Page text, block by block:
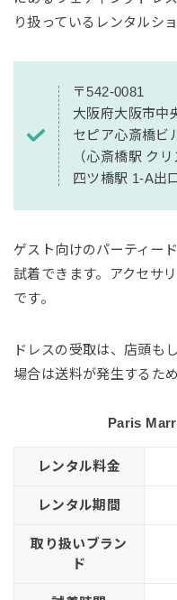
り扱っているレンタルシ
〒542-0081
大阪府大阪市中
セピア心斎橋ビ
（心斎橋駅 ク
四ツ橋駅 1-A出
ゲスト向けのパーティー
試着できます。アクセサ
です。
ドレスの受取は、店頭も
場合は送料が発生するた
Paris
レンタル料金
レンタル期間
取り扱いブラン
ド